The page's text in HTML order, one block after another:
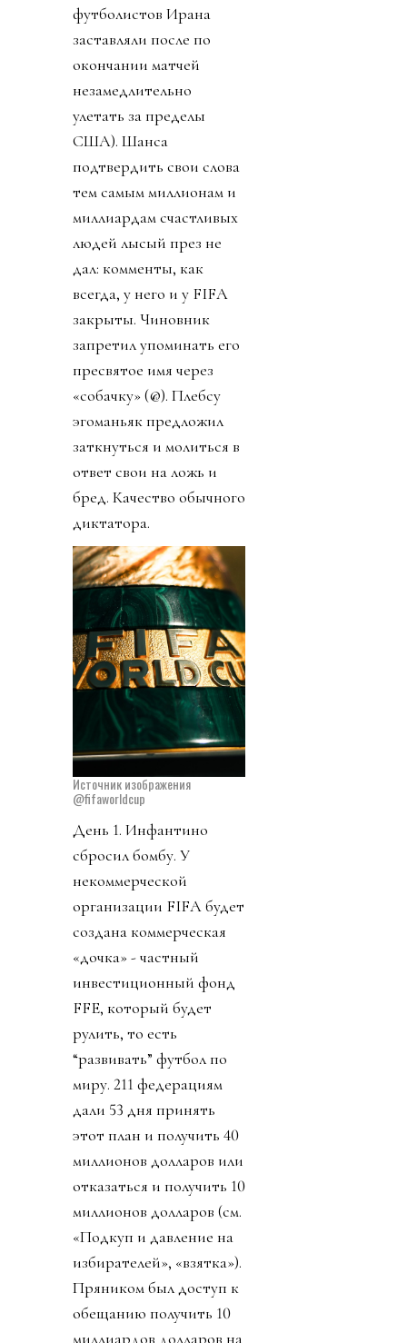
футболистов Ирана
заставляли после по
окончании матчей
незамедлительно
улетать за пределы
США). Шанса
подтвердить свои слова
тем самым миллионам и
миллиардам счастливых
людей лысый през не
дал: комменты, как
всегда, у него и у FIFA
закрыты. Чиновник
запретил упоминать его
пресвятое имя через
«собачку» (@). Плебсу
эгоманьяк предложил
заткнуться и молиться в
ответ свои на ложь и
бред. Качество обычного
диктатора.
Источник изображения
@fifaworldcup
День 1. Инфантино
сбросил бомбу. У
некоммерческой
организации FIFA будет
создана коммерческая
«дочка» - частный
инвестиционный фонд
FFE, который будет
рулить, то есть
“развивать” футбол по
миру. 211 федерациям
дали 53 дня принять
этот план и получить 40
миллионов долларов или
отказаться и получить 10
миллионов долларов (см.
«Подкуп и давление на
избирателей», «взятка»).
Пряником был доступ к
обещанию получить 10
миллиардов долларов на